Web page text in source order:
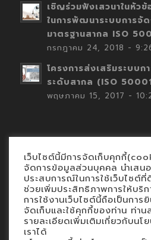
เชิญร่วมฟังเสวนาในหัว
ในการพัฒนาระบบการจั
มาตรฐานสากล ISO
กรกฎาคม 24, 2018 -
โครงการส่งเสริมระบบก
ระดับสากล (ISO
พฤษภาคม 15, 2017 -
Contact
นโยบายคุกกี้
นโยบายข้อมูลส่วนบุคคล
เว็บไซต์นี้มีการจัดเก็บคุกกี้
จัดการข้อมูลส่วนบุคคล นำเสนอ
ประสบการณ์ในการใช้เว็บไซต์
ช่วยเพิ่มประสิทธิภาพการให้บริ
การใช้งานเว็บไซต์นี้ถือเป็นการ
จัดเก็บและใช้คุกกี้ของท่าน ท่าน
รายละเอียดเพิ่มเติมเกี่ยวกับนโ
เราได้